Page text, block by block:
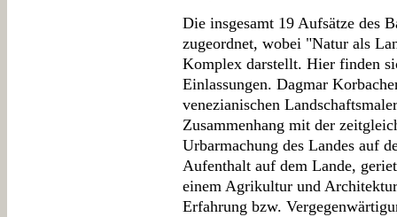
Die insgesamt 19 Aufsätze des
zugeordnet, wobei "Natur als
Komplex darstellt. Hier finden
Einlassungen. Dagmar
venezianischen
Zusammenhang mit der
Urbarmachung des Landes auf
Aufenthalt auf dem Lande,
einem Agrikultur und
Erfahrung bzw.